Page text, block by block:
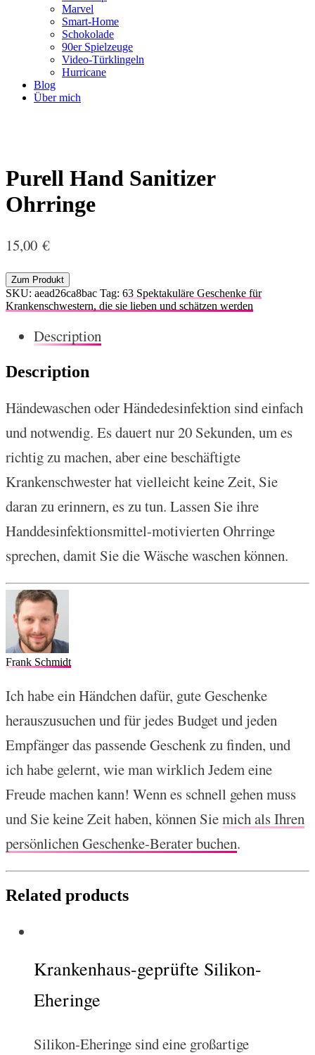
Marvel
Smart-Home
Schokolade
90er Spielzeuge
Video-Türklingeln
Hurricane
Blog
Über mich
Purell Hand Sanitizer
Ohrringe
15,00 €
Zum Produkt
SKU: aead26ca8bac Tag: 63 Spektakuläre Geschenke für
Krankenschwestern, die sie lieben und schätzen werden
Description
Description
Händewaschen oder Händedesinfektion sind einfach
und notwendig. Es dauert nur 20 Sekunden, um es
richtig zu machen, aber eine beschäftigte
Krankenschwester hat vielleicht keine Zeit, Sie
daran zu erinnern, es zu tun. Lassen Sie ihre
Handdesinfektionsmittel-motivierten Ohrringe
sprechen, damit Sie die Wäsche waschen können.
Frank Schmidt
Ich habe ein Händchen dafür, gute Geschenke
herauszusuchen und für jedes Budget und jeden
Empfänger das passende Geschenk zu finden, und
ich habe gelernt, wie man wirklich Jedem eine
Freude machen kann! Wenn es schnell gehen muss
und Sie keine Zeit haben, können Siemich als Ihren
persönlichen Geschenke-Berater buchen.
Related products
Krankenhaus-geprüfte Silikon-
Eheringe
Silikon-Eheringe sind eine großartige